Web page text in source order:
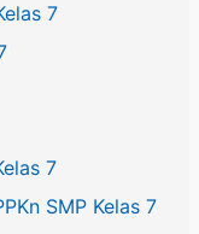
7
7
SMP Kelas 7